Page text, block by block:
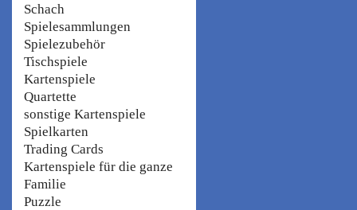
Schach
Spielesammlungen
Spielezubehör
Tischspiele
Kartenspiele
Quartette
sonstige Kartenspiele
Spielkarten
Trading Cards
Kartenspiele für die ganze
Familie
Puzzle